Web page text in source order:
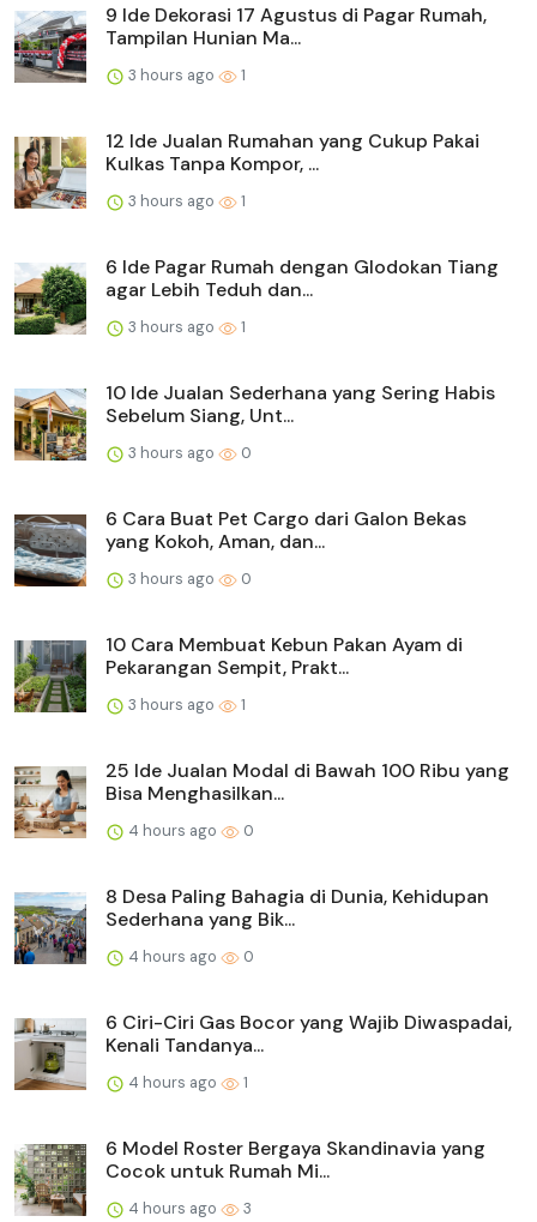
9 Ide Dekorasi 17 Agustus di Pagar Rumah,
Tampilan Hunian Ma...
3 hours ago 1
12 Ide Jualan Rumahan yang Cukup Pakai
Kulkas Tanpa Kompor, ...
3 hours ago 1
6 Ide Pagar Rumah dengan Glodokan Tiang
agar Lebih Teduh dan...
3 hours ago 1
10 Ide Jualan Sederhana yang Sering Habis
Sebelum Siang, Unt...
3 hours ago 0
6 Cara Buat Pet Cargo dari Galon Bekas
yang Kokoh, Aman, dan...
3 hours ago 0
10 Cara Membuat Kebun Pakan Ayam di
Pekarangan Sempit, Prakt...
3 hours ago 1
25 Ide Jualan Modal di Bawah 100 Ribu yang
Bisa Menghasilkan...
4 hours ago 0
8 Desa Paling Bahagia di Dunia, Kehidupan
Sederhana yang Bik...
4 hours ago 0
6 Ciri-Ciri Gas Bocor yang Wajib Diwaspadai,
Kenali Tandanya...
4 hours ago 1
6 Model Roster Bergaya Skandinavia yang
Cocok untuk Rumah Mi...
4 hours ago 3